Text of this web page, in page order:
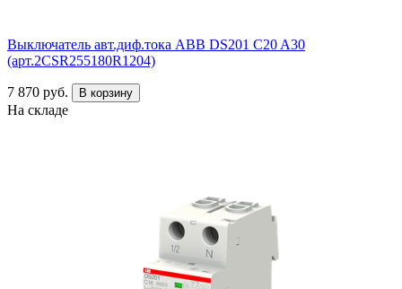
Выключатель авт.диф.тока ABB DS201 C20 A30
(арт.2CSR255180R1204)
7 870 руб. В корзину
На складе